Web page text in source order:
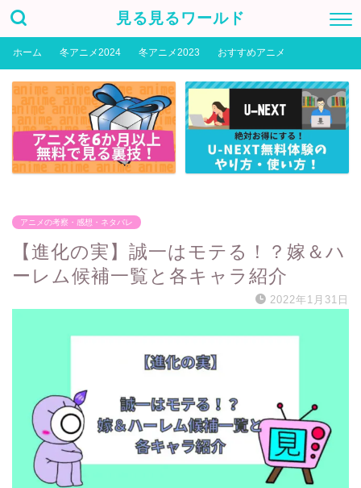
見る見るワールド
ホーム 冬アニメ2024 冬アニメ2023 おすすめアニメ
アニメの考察・感想・ネタバレ
【進化の実】誠一はモテる！？嫁＆ハ
ーレム候補一覧と各キャラ紹介
2022年1月31日